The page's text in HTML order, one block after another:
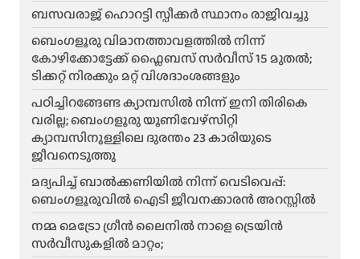
ബസവരാജ് ഹൊറട്ടി സ്പീക്കർ സ്ഥാനം രാജിവച്ചു
ബെംഗളൂരു വിമാനത്താവളത്തിൽ നിന്ന്
കോഴിക്കോട്ടേക്ക് ഫ്ലൈബസ് സർവീസ് 15 മുതൽ;
ടിക്കറ്റ് നിരക്കും മറ്റ് വിശദാംശങ്ങളും
പഠിച്ചിറങ്ങേണ്ട ക്യാമ്പസിൽ നിന്ന് ഇനി തിരികെ
വരില്ല; ബെംഗളൂരു യൂണിവേഴ്സിറ്റി
ക്യാമ്പസിനുള്ളിലെ ദുരന്തം 23 കാരിയുടെ
ജീവനെടുത്തു
മദ്യപിച്ച് ബാൽക്കണിയിൽ നിന്ന് വെടിവെപ്പ്:
ബെംഗളൂരുവിൽ ഐടി ജീവനക്കാരൻ അറസ്റ്റിൽ
നമ്മ മെട്രോ ഗ്രീൻ ലൈനിൽ നാളെ ട്രെയിൻ
സർവീസുകളിൽ മാറ്റം;